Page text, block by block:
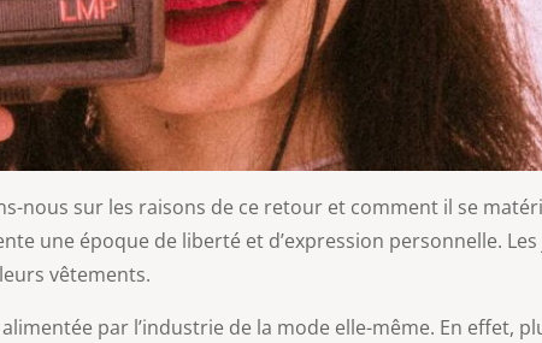
nous sur les raisons de ce retour et comment il se
une époque de liberté et d’expression personnelle.
vêtements.
par l’industrie de la mode elle-même. En effet,